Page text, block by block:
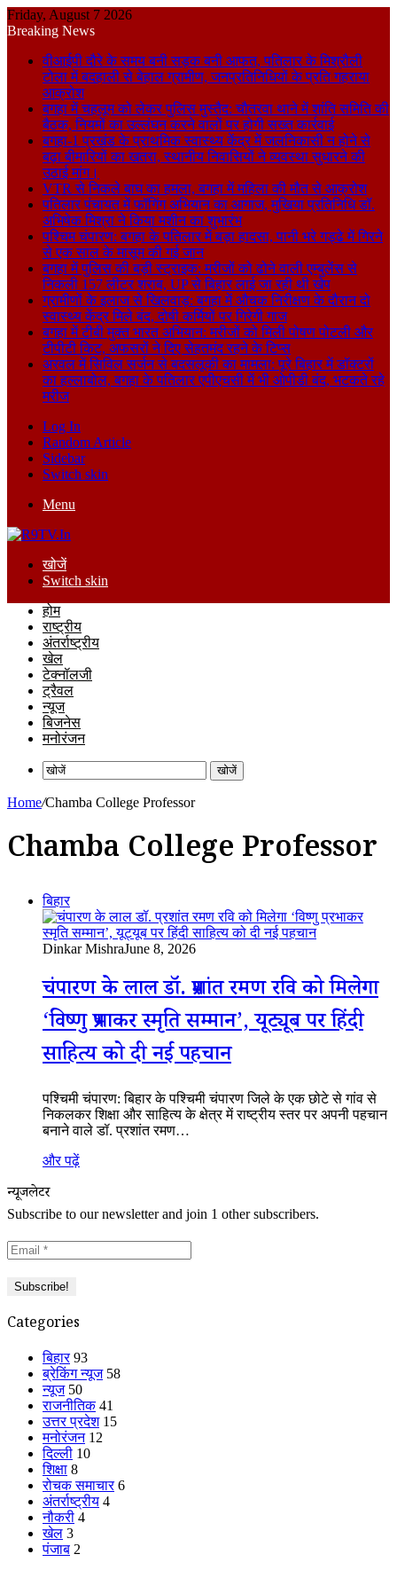
Friday, August 7 2026
Breaking News
वीआईपी दौरे के समय बनी सड़क बनी आफत, पतिलार के मिश्रौली
टोला में बदहाली से बेहाल ग्रामीण, जनप्रतिनिधियों के प्रति गहराया
आक्रोश
बगहा में चहलूम को लेकर पुलिस मुस्तैद: चौतरवा थाने में शांति समिति की
बैठक, नियमों का उल्लंघन करने वालों पर होगी सख्त कार्रवाई
बगहा-1 प्रखंड के प्राथमिक स्वास्थ्य केंद्र में जलनिकासी न होने से
बढ़ा बीमारियों का खतरा, स्थानीय निवासियों ने व्यवस्था सुधारने की
उठाई मांग।
VTR से निकले बाघ का हमला, बगहा में महिला की मौत से आक्रोश
पतिलार पंचायत में फॉगिंग अभियान का आगाज, मुखिया प्रतिनिधि डॉ.
अभिषेक मिश्रा ने किया मशीन का शुभारंभ
पश्चिम चंपारण: बगहा के पतिलार में बड़ा हादसा, पानी भरे गड्ढे में गिरने
से एक साल के मासूम की गई जान
बगहा में पुलिस की बड़ी स्ट्राइक: मरीजों को ढोने वाली एम्बुलेंस से
निकली 157 लीटर शराब, UP से बिहार लाई जा रही थी खेप
ग्रामीणों के इलाज से खिलवाड़: बगहा में औचक निरीक्षण के दौरान दो
स्वास्थ्य केंद्र मिले बंद, दोषी कर्मियों पर गिरेगी गाज
बगहा में टीबी मुक्त भारत अभियान: मरीजों को मिली पोषण पोटली और
टीपीटी किट, अफसरों ने दिए सेहतमंद रहने के टिप्स
अरवल में सिविल सर्जन से बदसलूकी का मामला: पूरे बिहार में डॉक्टरों
का हल्लाबोल, बगहा के पतिलार एपीएचसी में भी ओपीडी बंद, भटकते रहे
मरीज
Log In
Random Article
Sidebar
Switch skin
Menu
खोजें
Switch skin
होम
राष्ट्रीय
अंतर्राष्ट्रीय
खेल
टेक्नॉलजी
ट्रैवल
न्यूज
बिजनेस
मनोरंजन
खोजें
Home/Chamba College Professor
Chamba College Professor
बिहार
Dinkar MishraJune 8, 2026
चंपारण के लाल डॉ. प्रशांत रमण रवि को मिलेगा
‘विष्णु प्रभाकर स्मृति सम्मान’, यूट्यूब पर हिंदी
साहित्य को दी नई पहचान
पश्चिमी चंपारण: बिहार के पश्चिमी चंपारण जिले के एक छोटे से गांव से
निकलकर शिक्षा और साहित्य के क्षेत्र में राष्ट्रीय स्तर पर अपनी पहचान
बनाने वाले डॉ. प्रशांत रमण…
और पढ़ें
न्यूजलेटर
Subscribe to our newsletter and join 1 other subscribers.
Categories
बिहार 93
ब्रेकिंग न्यूज 58
न्यूज 50
राजनीतिक 41
उत्तर प्रदेश 15
मनोरंजन 12
दिल्ली 10
शिक्षा 8
रोचक समाचार 6
अंतर्राष्ट्रीय 4
नौकरी 4
खेल 3
पंजाब 2